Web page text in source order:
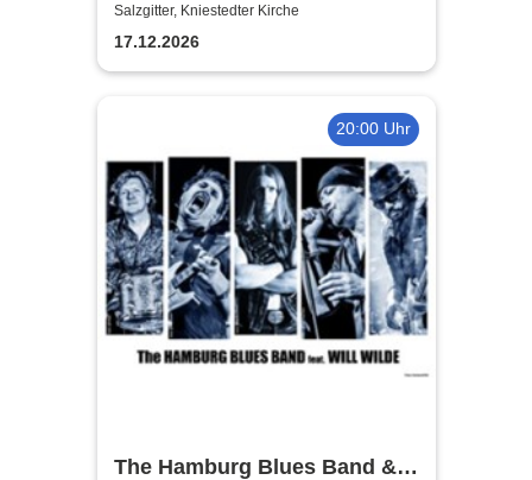
Salzgitter, Kniestedter Kirche
17.12.2026
20:00 Uhr
The Hamburg Blues Band &